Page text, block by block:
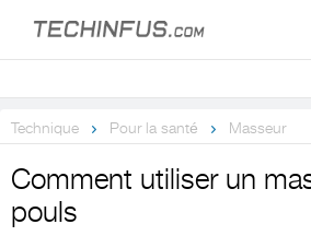
Technique Pour la santé Masseur
Comment utiliser un
pouls